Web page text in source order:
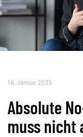
18. Januar 2025
Absolute
muss nicht